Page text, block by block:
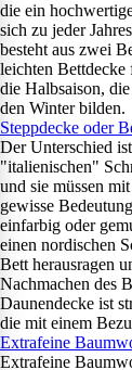
die ein
sich zu jeder
besteht aus zwei
leichten Bettdecke
die Halbsaison,
den Winter bilden.
Steppdecke oder
Der Unterschied
"italienischen"
und sie müssen
gewisse
einfarbig oder
einen nordischen
Bett herausragen
Nachmachen des
Daunendecke ist
die mit einem
Extrafeine
Extrafeine